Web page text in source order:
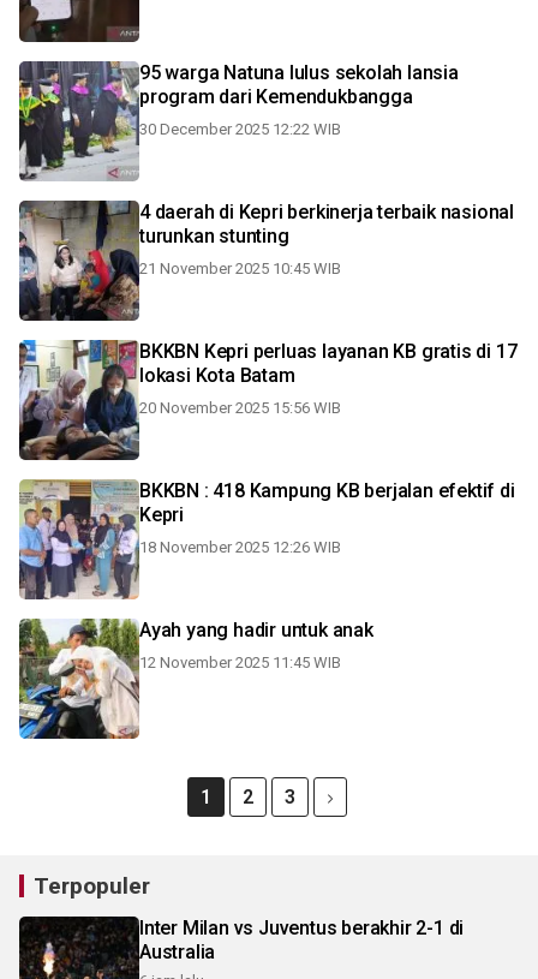
95 warga Natuna lulus sekolah lansia
program dari Kemendukbangga
30 December 2025 12:22 WIB
4 daerah di Kepri berkinerja terbaik nasional
turunkan stunting
21 November 2025 10:45 WIB
BKKBN Kepri perluas layanan KB gratis di 17
lokasi Kota Batam
20 November 2025 15:56 WIB
BKKBN : 418 Kampung KB berjalan efektif di
Kepri
18 November 2025 12:26 WIB
Ayah yang hadir untuk anak
12 November 2025 11:45 WIB
1 2 3
Terpopuler
Inter Milan vs Juventus berakhir 2-1 di
Australia